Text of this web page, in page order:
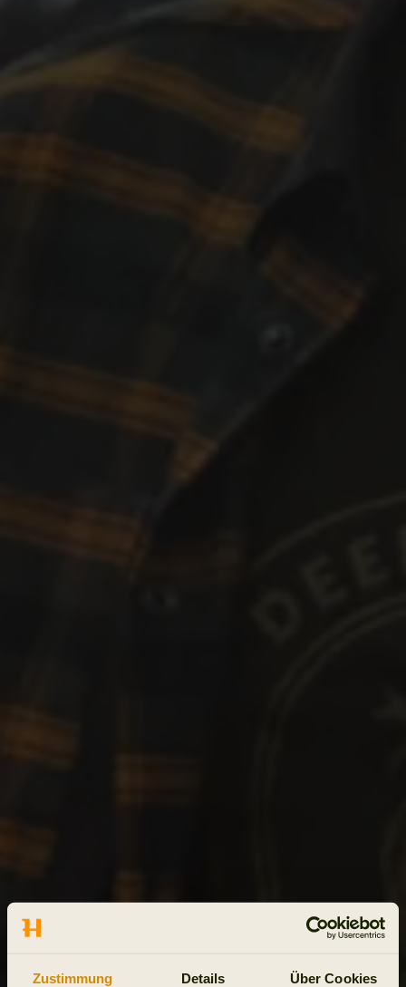
Zustimmung Details Über Cookies